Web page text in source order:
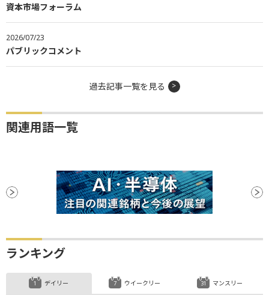
資本市場フォーラム
2026/07/23
パブリックコメント
過去記事一覧を見る
関連用語一覧
ランキング
デイリー ウイークリー マンスリー